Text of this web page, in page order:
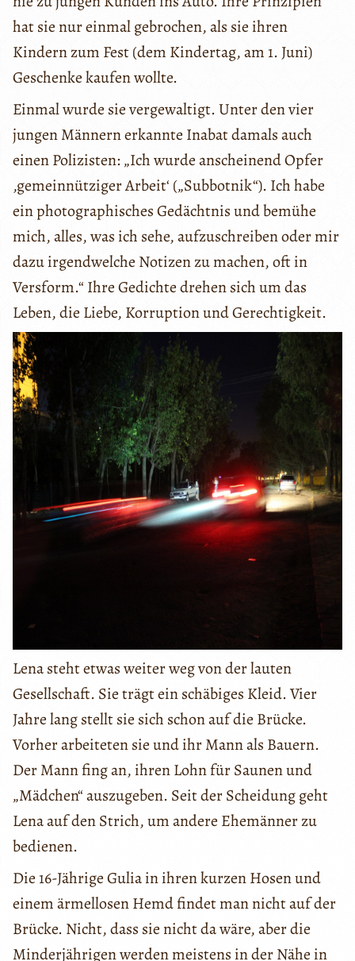
hat sie nur einmal gebrochen, als sie ihren
Kindern zum Fest (dem Kindertag, am 1. Juni)
Geschenke kaufen wollte.
Einmal wurde sie vergewaltigt. Unter den vier
jungen Männern erkannte Inabat damals auch
einen Polizisten: „Ich wurde anscheinend Opfer
‚gemeinnütziger Arbeit‘ („Subbotnik“). Ich habe
ein photographisches Gedächtnis und bemühe
mich, alles, was ich sehe, aufzuschreiben oder mir
dazu irgendwelche Notizen zu machen, oft in
Versform.“ Ihre Gedichte drehen sich um das
Leben, die Liebe, Korruption und Gerechtigkeit.
Lena steht etwas weiter weg von der lauten
Gesellschaft. Sie trägt ein schäbiges Kleid. Vier
Jahre lang stellt sie sich schon auf die Brücke.
Vorher arbeiteten sie und ihr Mann als Bauern.
Der Mann fing an, ihren Lohn für Saunen und
„Mädchen“ auszugeben. Seit der Scheidung geht
Lena auf den Strich, um andere Ehemänner zu
bedienen.
Die 16-Jährige Gulia in ihren kurzen Hosen und
einem ärmellosen Hemd findet man nicht auf der
Brücke. Nicht, dass sie nicht da wäre, aber die
Minderjährigen werden meistens in der Nähe in